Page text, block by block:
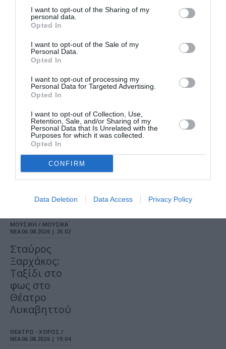
I want to opt-out of the Sharing of my
personal data.
Opted In
I want to opt-out of the Sale of my
Personal Data.
Opted In
I want to opt-out of processing my
Personal Data for Targeted Advertising.
Opted In
I want to opt-out of Collection, Use,
Retention, Sale, and/or Sharing of my
Personal Data that Is Unrelated with the
Purposes for which it was collected.
Opted In
CONFIRM
Data Deletion Data Access Privacy Policy
Θεατρικών
Σπουδών
Τελευταία
νέα
ΜΟΥΣΙΚΗ / ΜΟΥΣΙΚΑ
ΝΕΑ 06.08.2026 | 20.02
Σταύρος
Ξαρχάκος:
Ταξίδι στο
φως στο
Θέατρο
Λυκαβηττού
ΘΕΑΤΡΟ - ΧΟΡΟΣ /
ΝΕΑ 06.08.2026 | 19.04